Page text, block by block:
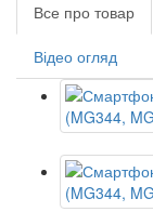
Все про товар
Відео огляд